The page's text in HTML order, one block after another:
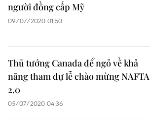
người đồng cấp Mỹ
09/07/2020 01:50
Thủ tướng Canada để ngỏ về khả
năng tham dự lễ chào mừng NAFTA
2.0
05/07/2020 04:36